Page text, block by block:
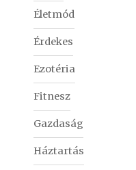
Életmód
Érdekes
Ezotéria
Fitnesz
Gazdaság
Háztartás